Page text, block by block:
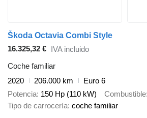
Škoda Octavia Combi Style
16.325,32 € IVA incluido
Coche familiar
2020
206.000 km
Euro 6
Potencia 150 Hp (110 kW) Combustible
Tipo de carrocería coche familiar